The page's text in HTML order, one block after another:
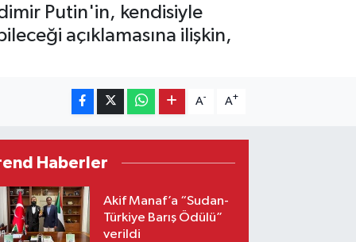
Putin'in, kendisiyle
açıklamasına ilişkin,
A- A+
Haberler
Akif Manaf’a “Sudan-
Türkiye Barış Ödülü”
verildi